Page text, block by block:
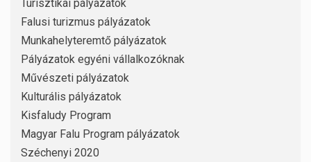
Turisztikai pályázatok
Falusi turizmus pályázatok
Munkahelyteremtő pályázatok
Pályázatok egyéni vállalkozóknak
Művészeti pályázatok
Kulturális pályázatok
Kisfaludy Program
Magyar Falu Program pályázatok
Széchenyi 2020